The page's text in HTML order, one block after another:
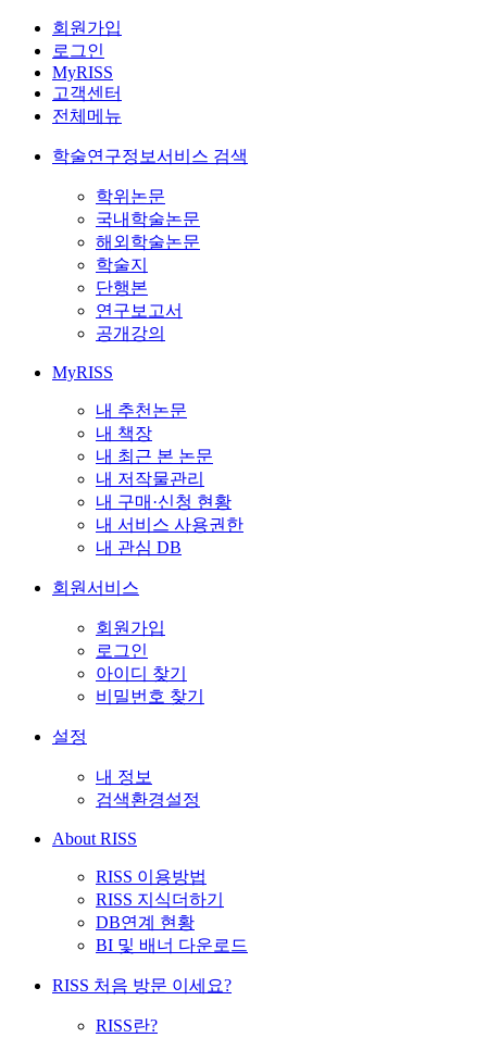
회원가입
로그인
MyRISS
고객센터
전체메뉴
학술연구정보서비스 검색
학위논문
국내학술논문
해외학술논문
학술지
단행본
연구보고서
공개강의
MyRISS
내 추천논문
내 책장
내 최근 본 논문
내 저작물관리
내 구매·신청 현황
내 서비스 사용권한
내 관심 DB
회원서비스
회원가입
로그인
아이디 찾기
비밀번호 찾기
설정
내 정보
검색환경설정
About RISS
RISS 이용방법
RISS 지식더하기
DB연계 현황
BI 및 배너 다운로드
RISS 처음 방문 이세요?
RISS란?